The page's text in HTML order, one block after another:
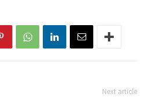
Next article